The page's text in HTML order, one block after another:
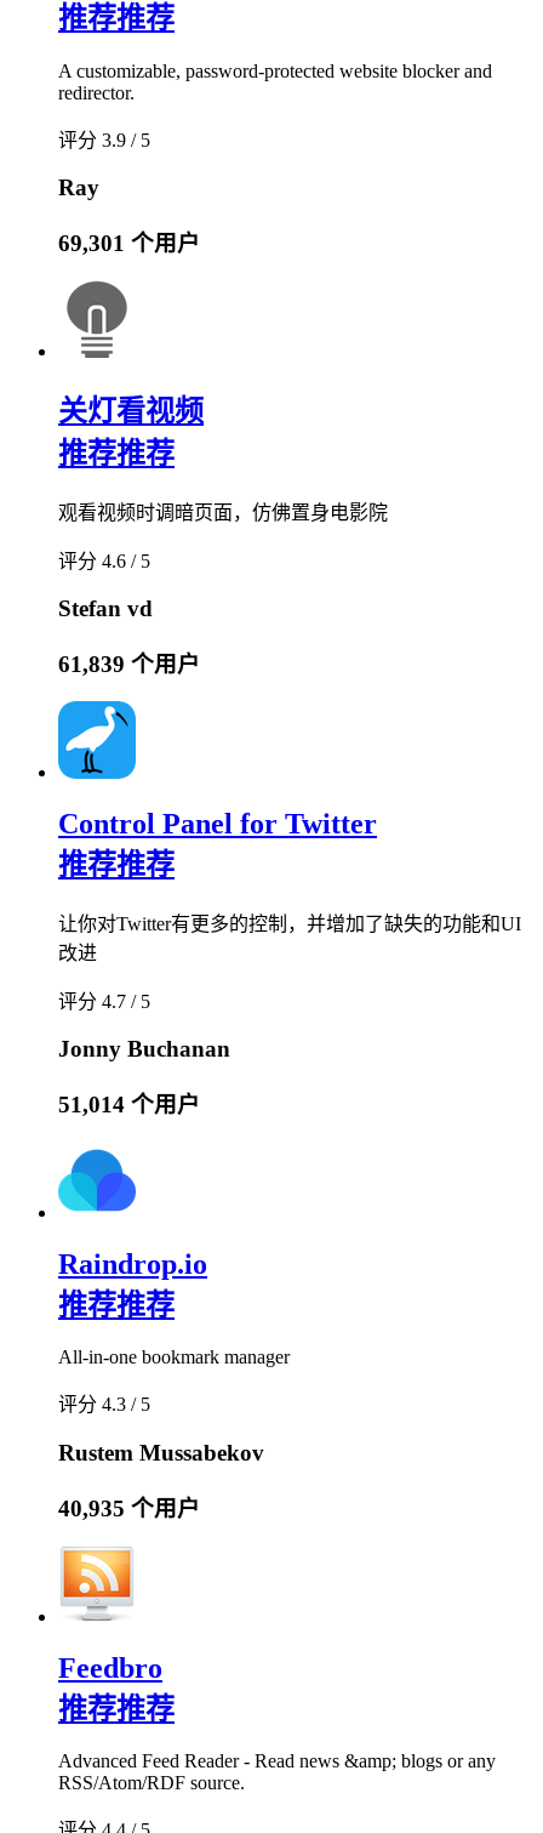
推荐推荐
A customizable, password-protected website blocker and
redirector.
评分 3.9 / 5
Ray
69,301 个用户
关灯看视频
推荐推荐
观看视频时调暗页面，仿佛置身电影院
评分 4.6 / 5
Stefan vd
61,839 个用户
Control Panel for Twitter
推荐推荐
让你对Twitter有更多的控制，并增加了缺失的功能和UI
改进
评分 4.7 / 5
Jonny Buchanan
51,014 个用户
Raindrop.io
推荐推荐
All-in-one bookmark manager
评分 4.3 / 5
Rustem Mussabekov
40,935 个用户
Feedbro
推荐推荐
Advanced Feed Reader - Read news &amp; blogs or any
RSS/Atom/RDF source.